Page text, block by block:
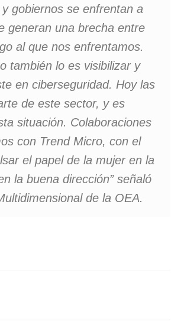
gobiernos se enfrentan a
generan una brecha entre
al que nos enfrentamos.
también lo es visibilizar y
en ciberseguridad. Hoy las
de este sector, y es
situación. Colaboraciones
con Trend Micro, con el
el papel de la mujer en la
la buena dirección”señaló
de la OEA.